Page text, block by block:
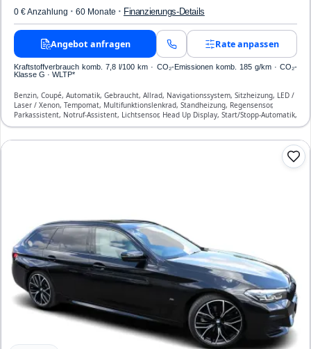
0 € Anzahlung · 60 Monate · Finanzierungs-Details
Angebot anfragen Rate anpassen
Kraftstoffverbrauch komb. 7,8 l/100 km · CO₂-Emissionen komb. 185 g/km · CO₂-
Klasse G · WLTP*
Benzin, Coupé, Automatik, Gebraucht, Allrad, Navigationssystem, Sitzheizung, LED /
Laser / Xenon, Tempomat, Multifunktionslenkrad, Standheizung, Regensensor,
Parkassistent, Notruf-Assistent, Lichtsensor, Head Up Display, Start/Stopp-Automatik,
Bluetooth, Freisprecheinrichtung, Verkehrszeichen-Erkennung, ESP, ABS,